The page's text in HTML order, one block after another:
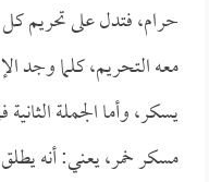
حرام، فتدل على
معه التحريم، كلما وجد
يسكر، وأما الجملة
مسكر خمر، يعني: أنه